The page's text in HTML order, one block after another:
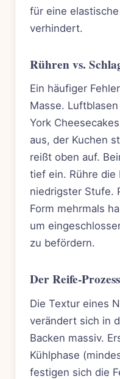
für eine
verhindert.
Rühren vs.
Ein häufiger
Masse.
York
aus, der Kuchen
reißt oben auf.
tief ein. Rühre die
niedrigster Stufe.
Form mehrmals
um
zu befördern.
Der Reife-
Die Textur eines
verändert sich in
Backen massiv.
Kühlphase
festigen sich die